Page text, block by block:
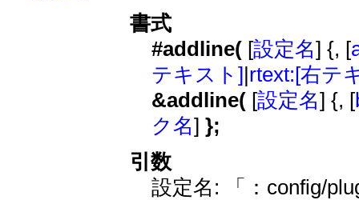
書式
#addline( [設定名] {, [
テキスト]|rtext:[右テ
&addline( [設定名] {, [
ク名]};
引数
設定名: 「：config/